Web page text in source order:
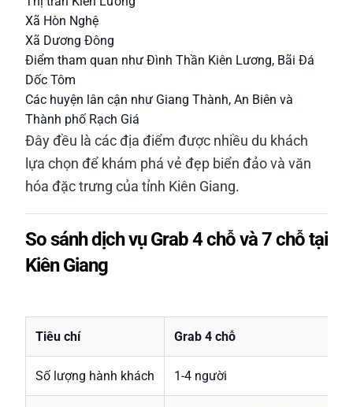
Xã Hòn Nghệ
Xã Dương Đông
Điểm tham quan như Đình Thần Kiên Lương, Bãi Đá
Dốc Tôm
Các huyện lân cận như Giang Thành, An Biên và
Thành phố Rạch Giá
Đây đều là các địa điểm được nhiều du khách
lựa chọn để khám phá vẻ đẹp biển đảo và văn
hóa đặc trưng của tỉnh Kiên Giang.
So sánh dịch vụ Grab 4 chỗ và 7 chỗ tại
Kiên Giang
Tiêu chí Grab 4 chỗ
Số lượng hành khách 1-4 người